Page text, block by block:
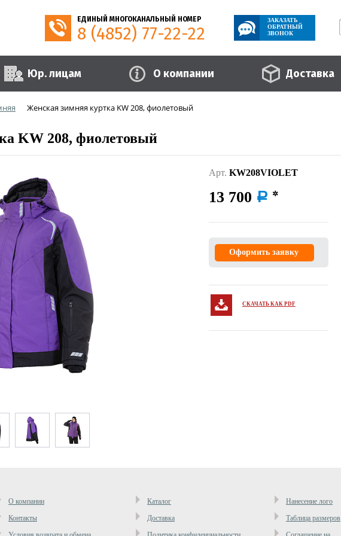
ЕДИНЫЙ МНОГОКАНАЛЬНЫЙ НОМЕР
8 (4852) 77-22-22
ЗАКАЗАТЬ
ОБРАТНЫЙ
ЗВОНОК
Юр. лицам О компании Доставка
Женская зимняя куртка KW 208, фиолетовый
KW 208, фиолетовый
Арт. KW208VIOLET
13 700 a
Оформить заявку
СКАЧАТЬ КАК PDF
О компании Каталог Нанесение лого
Контакты Доставка Таблица размеров